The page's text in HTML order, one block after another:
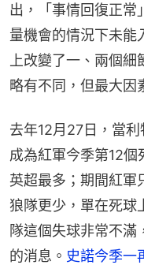
出，「事情回復正常
量機會的情況下未能
上改變了一、兩個
略有不同，但最大因
去年12月27日，當
成為紅軍今季第12
英超最多；期間紅軍
狼隊更少，單在死球
隊這個失球非常不滿
的消息。 史諾今季一